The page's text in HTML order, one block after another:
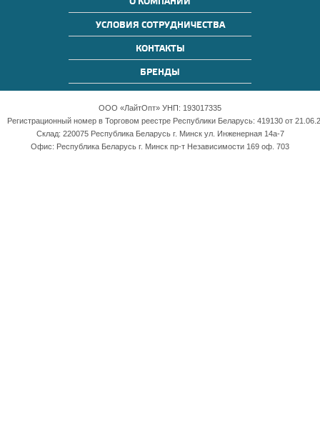
УСЛОВИЯ СОТРУДНИЧЕСТВА
КОНТАКТЫ
БРЕНДЫ
ООО «ЛайтОпт» УНП: 193017335
Регистрационный номер в Торговом реестре Республики Беларусь: 419130 от
Склад: 220075 Республика Беларусь г. Минск ул. Инженерная 14а-7
Офис: Республика Беларусь г. Минск пр-т Независимости 169 оф. 703